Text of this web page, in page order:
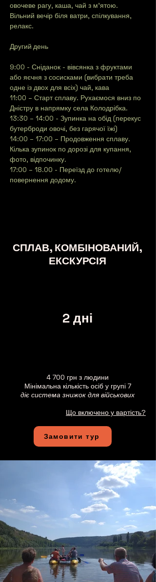
овочеве рагу, каша, чай з м’ятою.
Вільний вечір біля ватри, спілкування,
релакс.
Другий день
9:00 - Сніданок - вівсянка з фруктами
або яєчня з сосисками (вибрати треба
одне із двох для всіх) чай, кава
11:00 – Старт сплаву. Рухаємося вниз по
Дністру в напрямку села Колодрібка.
13:30 – 14:00 - Зупинка на обід (перекус
бутерброди овочі, без гарячої їжі)
14:00 – 17:00 – Продовження сплаву.
Кілька зупинок по дорозі для купання,
фото, відпочинку.
17:00 – 18.00 - Переїзд до готелю/
повернення додому.
СПЛАВ, КОМБІНОВАНИЙ,
ЕКСКУРСІЯ
2 дні
4 700 грн з людини
Мінімальна кількість осіб у групі 7
діє система знижок для військових
Що включено у вартість?
Замовити тур